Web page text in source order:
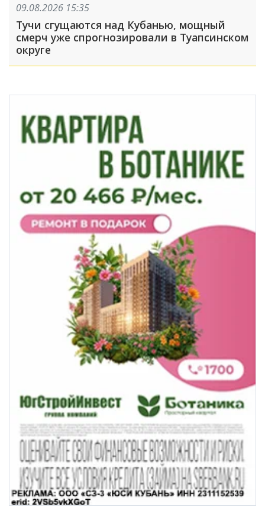
09.08.2026 15:35
Тучи сгущаются над Кубанью, мощный
смерч уже спрогнозировали в Туапсинском
округе